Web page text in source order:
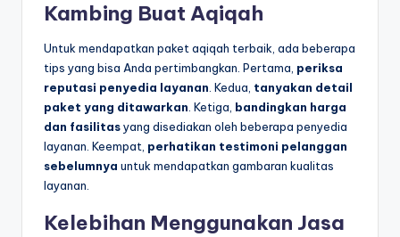
Kambing Buat Aqiqah
Untuk mendapatkan paket aqiqah terbaik, ada beberapa
tips yang bisa Anda pertimbangkan. Pertama, periksa
reputasi penyedia layanan . Kedua, tanyakan detail
paket yang ditawarkan . Ketiga, bandingkan harga
dan fasilitasyang disediakan oleh beberapa penyedia
layanan. Keempat, perhatikan testimoni pelanggan
sebelumnya untuk mendapatkan gambaran kualitas
layanan.
Kelebihan Menggunakan Jasa